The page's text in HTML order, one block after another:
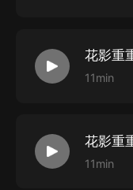
【喜馬拉雅APP】
線客服】谘詢在線客
花影重
11min
花影重
11min